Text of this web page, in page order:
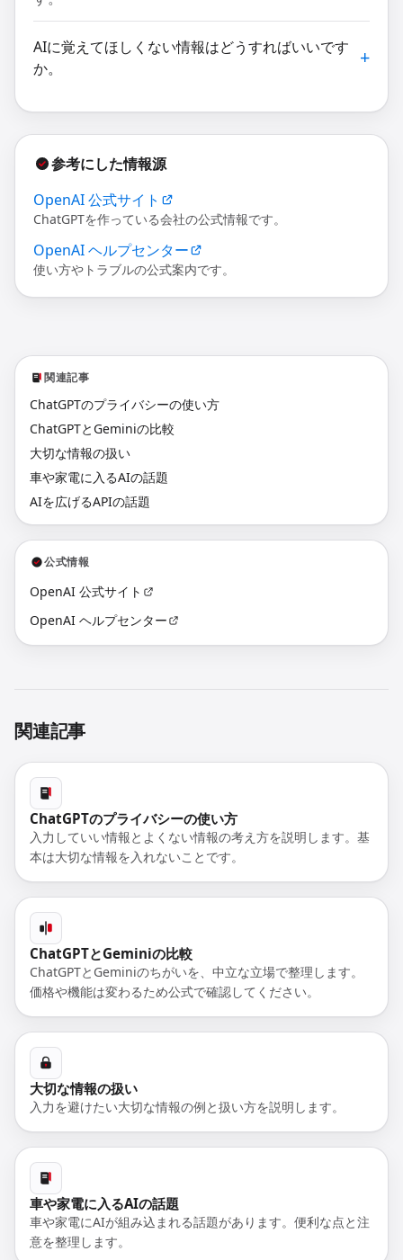
AIに覚えてほしくない情報はどうすればいいです
か。
参考にした情報源
OpenAI 公式サイト
ChatGPTを作っている会社の公式情報です。
OpenAI ヘルプセンター
使い方やトラブルの公式案内です。
関連記事
ChatGPTのプライバシーの使い方
ChatGPTとGeminiの比較
大切な情報の扱い
車や家電に入るAIの話題
AIを広げるAPIの話題
公式情報
OpenAI 公式サイト
OpenAI ヘルプセンター
関連記事
ChatGPTのプライバシーの使い方
入力していい情報とよくない情報の考え方を説明します。基
本は大切な情報を入れないことです。
ChatGPTとGeminiの比較
ChatGPTとGeminiのちがいを、中立な立場で整理します。
価格や機能は変わるため公式で確認してください。
大切な情報の扱い
入力を避けたい大切な情報の例と扱い方を説明します。
車や家電に入るAIの話題
車や家電にAIが組み込まれる話題があります。便利な点と注
意を整理します。